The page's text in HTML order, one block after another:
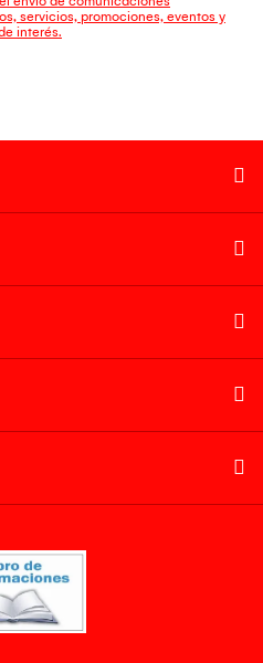
servicios, promociones, eventos y
interés.